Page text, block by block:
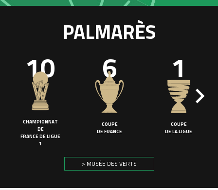
PALMARÈS
10
CHAMPIONNAT
DE
FRANCE DE LIGUE
1
6
COUPE
DE FRANCE
1
COUPE
DE LA LIGUE
> MUSÉE DES VERTS